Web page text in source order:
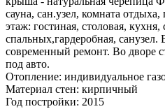
сауна, сан.узел, комната отдыха,
этаж: гостиная, столовая, кухня,
спальных,гардеробная,
современный ремонт. Во дворе
под авто.
Отопление: индивидуальное
Материал стен: кирпичный
Год постройки: 2015